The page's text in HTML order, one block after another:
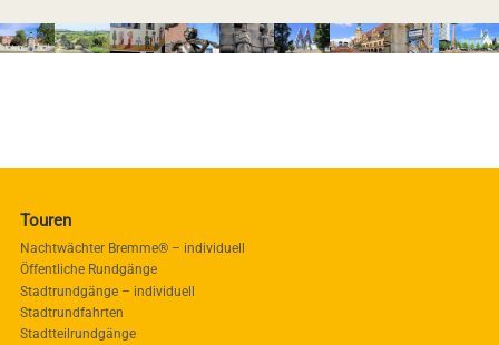
Touren
Nachtwächter Bremme® – individuell
Öffentliche Rundgänge
Stadtrundgänge – individuell
Stadtrundfahrten
Stadtteilrundgänge